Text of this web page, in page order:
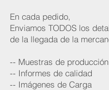
En cada pedido,
Enviamos TODOS los
de la llegada de la
-- Muestras de producción
-- Informes de calidad
-- Imágenes de Carga